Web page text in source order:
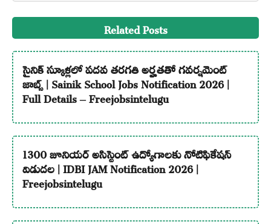
Related Posts
సైనిక్ స్కూళ్లలో పదవ తరగతి అర్హతతో గవర్నమెంట్
జాబ్స్ | Sainik School Jobs Notification 2026 |
Full Details – Freejobsintelugu
1300 జూనియర్ అసిస్టెంట్ ఉద్యోగాలకు నోటిఫికేషన్
విడుదల | IDBI JAM Notification 2026 |
Freejobsintelugu